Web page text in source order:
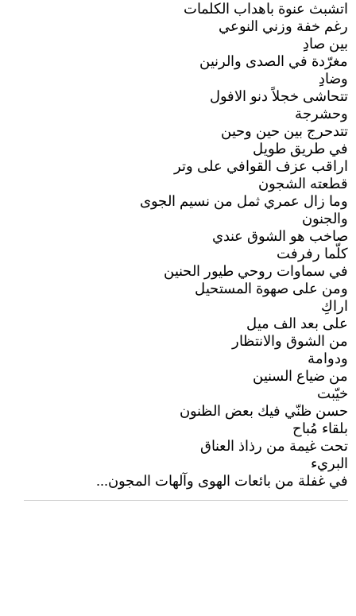
اتشبث عنوة باهداب الكلمات
رغم خفة وزني النوعي
بين صادِِ
مغرّدة في الصدى والرنين
وضادِِ
تتحاشى خجلاً دنو الافول
وحشرجة
تتدحرج بين حين وحين
في طريق طويل
اراقب عزف القوافي على وتر
قطعته الشجون
وما زال عمري ثمل من نسيم الجوى
والجنون
صاخب هو الشوق عندي
كلّما رفرفت
في سماوات روحي طيور الحنين
ومن على صهوة المستحيل
اراكِ
على بعد الف ميل
من الشوق والانتظار
ودوامة
من ضياع السنين
خيّبت
حسن ظنّي فيك بعض الظنون
بلقاء مُباح
تحت غيمة من رذاذ العناق
البريء
في غفلة من بائعات الهوى وآلهات المجون...